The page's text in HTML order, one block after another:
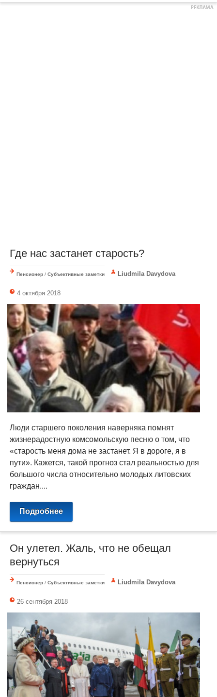
Где нас застанет старость?
Пенсионер / Субъективные заметки Liudmila Davydova
4 октября 2018
Люди старшего поколения наверняка помнят
жизнерадостную комсомольскую песню о том, что
«старость меня дома не застанет. Я в дороге, я в
пути». Кажется, такой прогноз стал реальностью для
большого числа относительно молодых литовских
граждан....
Подробнее
Он улетел. Жаль, что не обещал
вернуться
Пенсионер / Субъективные заметки Liudmila Davydova
26 сентября 2018